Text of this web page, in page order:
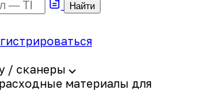
Найти
/ сканеры
материалы для